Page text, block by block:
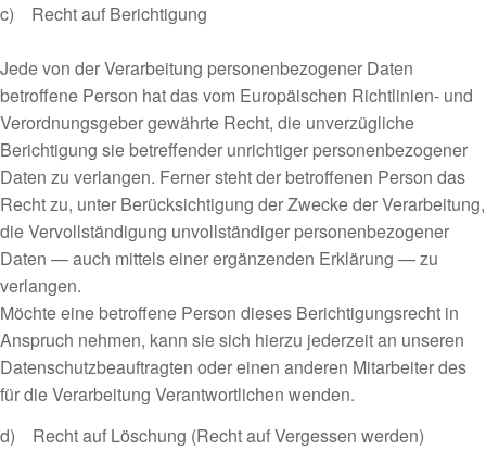
c) Recht auf Berichtigung
Jede von der Verarbeitung personenbezogener Daten
betroffene Person hat das vom Europäischen Richtlinien- und
Verordnungsgeber gewährte Recht, die unverzügliche
Berichtigung sie betreffender unrichtiger personenbezogener
Daten zu verlangen. Ferner steht der betroffenen Person das
Recht zu, unter Berücksichtigung der Zwecke der Verarbeitung,
die Vervollständigung unvollständiger personenbezogener
Daten — auch mittels einer ergänzenden Erklärung — zu
verlangen.
Möchte eine betroffene Person dieses Berichtigungsrecht in
Anspruch nehmen, kann sie sich hierzu jederzeit an unseren
Datenschutzbeauftragten oder einen anderen Mitarbeiter des
für die Verarbeitung Verantwortlichen wenden.
d) Recht auf Löschung (Recht auf Vergessen werden)